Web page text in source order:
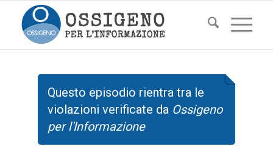
Questo episodio rientra tra le
violazioni verificate da Ossigeno
per l'Informazione